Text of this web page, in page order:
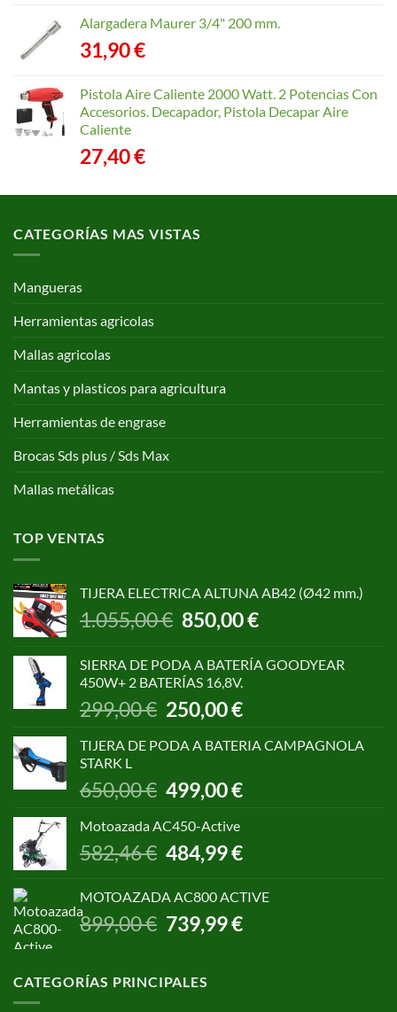
Alargadera Maurer 3/4" 200 mm.
31,90€
Pistola Aire Caliente 2000 Watt. 2 Potencias Con
Accesorios. Decapador, Pistola Decapar Aire
Caliente
27,40€
CATEGORÍAS MAS VISTAS
Mangueras
Herramientas agricolas
Mallas agricolas
Mantas y plasticos para agricultura
Herramientas de engrase
Brocas Sds plus / Sds Max
Mallas metálicas
TOP VENTAS
TIJERA ELECTRICA ALTUNA AB42 (Ø42 mm.)
1.055,00€ El
precio
era:
1.055,00 €.
850,00€El
precio
es:
SIERRA DE PODA A BATERÍA GOODYEAR
450W+ 2 BATERÍAS 16,8V.
299,00€ El
precio
original
250,00€El
precio
actual
TIJERA DE PODA A BATERIA CAMPAGNOLA
STARK L
650,00€
El
precio
original
650,00 €.
499,00€El
precio
499,00 €.
Motoazada AC450-Active
582,46€
El
precio
era:
582,46 €.
484,99€El
precio
es:
484,99 €.
MOTOAZADA AC800 ACTIVE
899,00€ El
precio
era:
899,00 €.
739,99€El
precio
CATEGORÍAS PRINCIPALES